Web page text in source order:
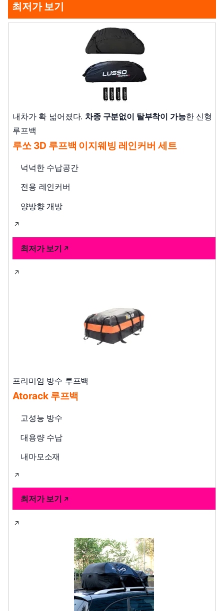
최저가 보기
내차가 확 넓어졌다. 차종 구분없이 탈부착이 가능한 신형
루프백
루쏘 3D 루프백 이지웨빙 레인커버 세트
넉넉한 수납공간
전용 레인커버
양방향 개방
최저가 보기
프리미엄 방수 루프백
Atorack 루프백
고성능 방수
대용량 수납
내마모소재
최저가 보기